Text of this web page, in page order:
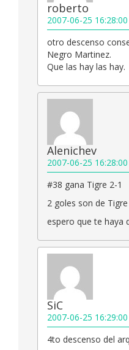
roberto
2007-06-25 16:28:00
otro descenso
Negro Martinez.
Que las hay las hay.
Alenichev
2007-06-25 16:28:00
#38 gana Tigre 2-1
2 goles son de
espero que te haya
SiC
2007-06-25 16:29:00
4to descenso del